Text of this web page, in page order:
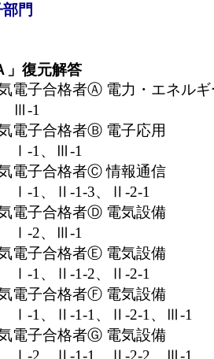
門
」復元解答
電子合格者Ⓐ 電力・エネルギ
1
電子合格者Ⓑ 電子応用
、Ⅲ-1
電子合格者Ⓒ 情報通信
Ⅱ-1-3、Ⅱ-2-1
電子合格者Ⓓ 電気設備
、Ⅲ-1
電子合格者Ⓔ 電気設備
Ⅱ-1-2、Ⅱ-2-1
電子合格者Ⓕ 電気設備
Ⅱ-1-1、Ⅱ-2-1、Ⅲ-1
電子合格者Ⓖ 電気設備
Ⅱ-1-1、Ⅱ-2-2、Ⅲ-1